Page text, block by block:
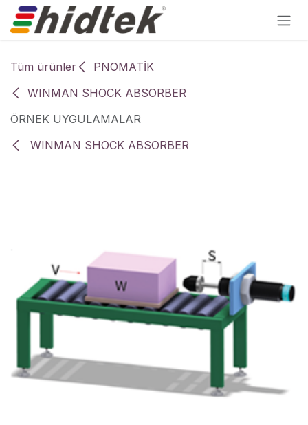
İçereği Atla
Tüm ürünler
PNÖMATİK
WINMAN SHOCK ABSORBER
ÖRNEK UYGULAMALAR
WINMAN SHOCK ABSORBER